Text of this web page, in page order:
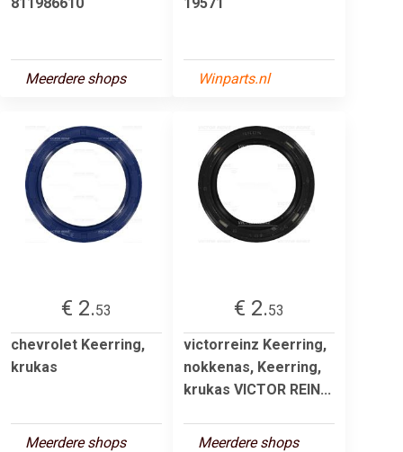
Meerdere shops Winparts.nl
€ 2.53
chevrolet Keerring,
krukas
Meerdere shops
€ 2.53
victorreinz Keerring,
nokkenas, Keerring,
krukas VICTOR REIN...
Meerdere shops